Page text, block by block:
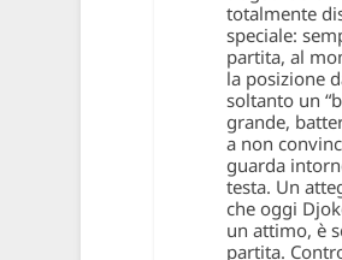
totalmente
speciale:
partita, al
la posizione
soltanto un
grande,
a non
guarda
testa. Un
che oggi
un attimo, è
partita.